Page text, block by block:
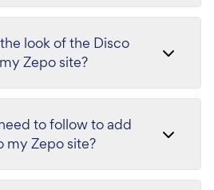
look of the Disco
Zepo site?
to follow to add
my Zepo site?